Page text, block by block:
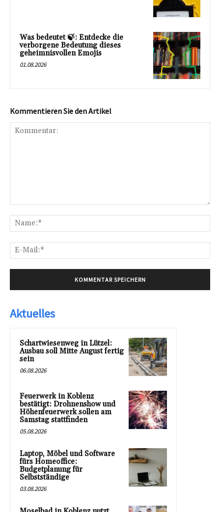
Was bedeutet 🍃: Entdecke die
verborgene Bedeutung dieses
geheimnisvollen Emojis
01.08.2026
Kommentieren Sie den Artikel
Aktuelles
Schartwiesenweg in Lützel:
Ausbau soll Mitte August fertig
sein
06.08.2026
Feuerwerk in Koblenz
bestätigt: Drohnenshow und
Höhenfeuerwerk sollen am
Samstag stattfinden
05.08.2026
Laptop, Möbel und Software
fürs Homeoffice:
Budgetplanung für
Selbstständige
03.08.2026